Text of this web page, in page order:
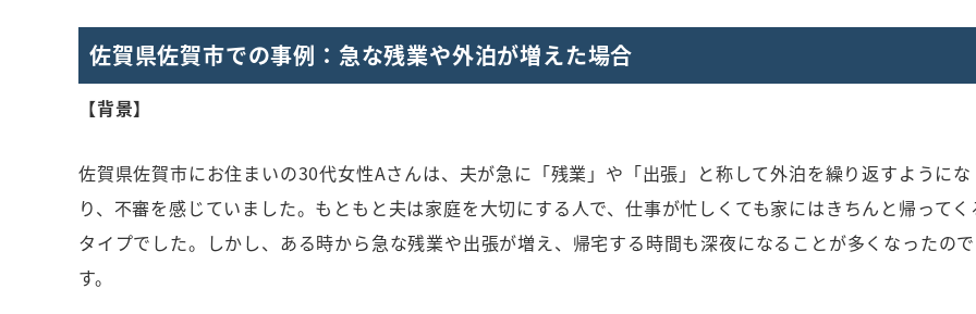
佐賀県佐賀市での事例：急な残業や外泊が増えた場合
【背景】
佐賀県佐賀市にお住まいの30代女性Aさんは、夫が急に「残業」や「出張」と称して外泊を繰り返すようにな
り、不審を感じていました。もともと夫は家庭を大切にする人で、仕事が忙しくても家にはきちんと帰ってく
タイプでした。しかし、ある時から急な残業や出張が増え、帰宅する時間も深夜になることが多くなったので
す。